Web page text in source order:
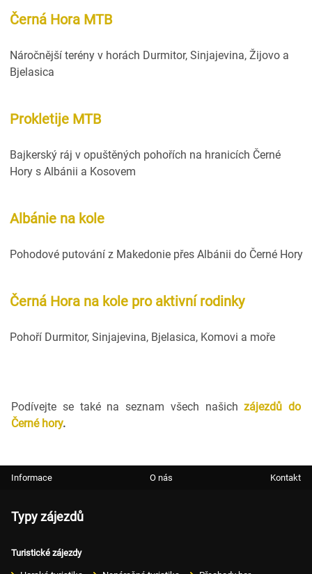
Černá Hora MTB
Náročnější terény v horách Durmitor, Sinjajevina, Žijovo a
Bjelasica
Prokletije MTB
Bajkerský ráj v opuštěných pohořích na hranicích Černé
Hory s Albánii a Kosovem
Albánie na kole
Pohodové putování z Makedonie přes Albánii do Černé Hory
Černá Hora na kole pro aktivní rodinky
Pohoří Durmitor, Sinjajevina, Bjelasica, Komovi a moře
Podívejte se také na seznam všech našichzájezdů do
Černé hory.
Informace O nás Kontakt
Typy zájezdů
Turistické zájezdy